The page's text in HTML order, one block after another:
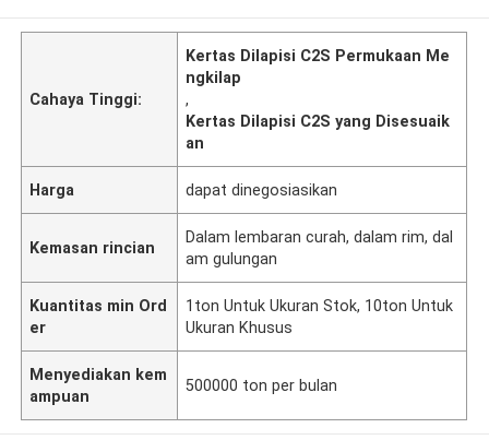
Cahaya Tinggi:
Kertas Dilapisi C2S Permukaan Me
ngkilap
,
Kertas Dilapisi C2S yang Disesuaik
an
Harga dapat dinegosiasikan
Kemasan rincian
Dalam lembaran curah, dalam rim, dal
am gulungan
Kuantitas min Ord
er
1ton Untuk Ukuran Stok, 10ton Untuk
Ukuran Khusus
Menyediakan kem
ampuan
500000 ton per bulan